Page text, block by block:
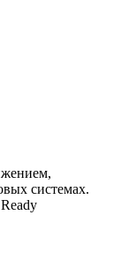
системах.